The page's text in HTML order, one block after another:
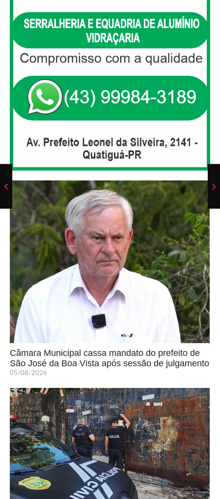
Câmara Municipal cassa mandato do prefeito de
São José da Boa Vista após sessão de julgamento
05/08/2026